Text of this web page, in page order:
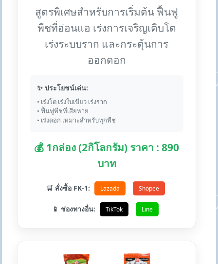
สูตรพิเศษสำหรับการเริ่มต้น ฟื้นฟู
พืชที่อ่อนแอ เร่งการเจริญเติบโต
เร่งระบบราก และกระตุ้นการ
ออกดอก
✨ ประโยชน์เด่น:
• เร่งโต เร่งใบเขียว เร่งราก
• ฟื้นฟูพืชที่เสียหาย
• เร่งดอก เหมาะสำหรับทุกพืช
💰 1กล่อง (2กิโลกรัม) ราคา : 890
บาท
🛒 สั่งซื้อ FK-1: Lazada Shopee
📱 ช่องทางอื่น: TikTok Line